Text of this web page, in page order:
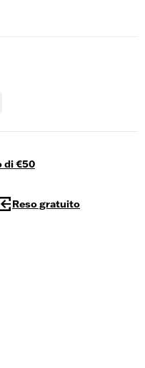
di €50
Reso gratuito